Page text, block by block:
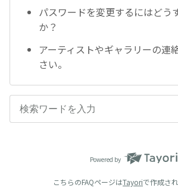
パスワードを変更するにはどう
か？
アーティストやギャラリーの連
さい。
Powered by
こちらのFAQページはTayoriで作成さ